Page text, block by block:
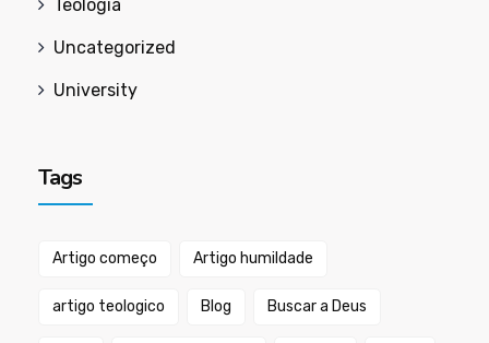
Teologia
Uncategorized
University
Tags
Artigo começo Artigo humildade
artigo teologico Blog Buscar a Deus